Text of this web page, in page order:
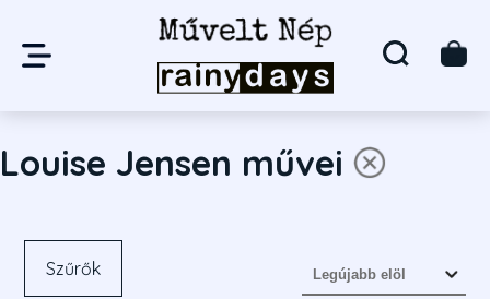
Louise Jensen művei
Szűrők